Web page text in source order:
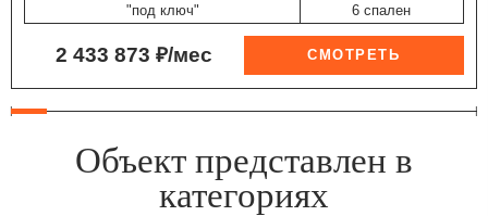
"под ключ"
6 спален
2 433 873 ₽/мес
Объект представлен в
категориях